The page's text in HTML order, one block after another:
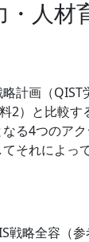
人材
計画（QIST
2）と比較
る4つのア
それによ
戦略全容（